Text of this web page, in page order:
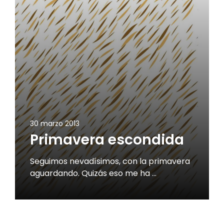
30 marzo 2013
Primavera escondida
Seguimos nevadísimos, con la primavera
aguardando. Quizás eso me ha …